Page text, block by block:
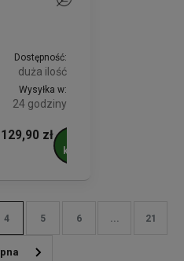
Dostępność:
duża ilość
Wysyłka w:
24 godziny
129,90 zł
koszyka
4 5 6 21